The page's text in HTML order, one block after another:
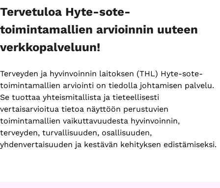
Tervetuloa Hyte-sote-
toimintamallien arvioinnin uuteen
verkkopalveluun!
Terveyden ja hyvinvoinnin laitoksen (THL) Hyte-sote-
toimintamallien arviointi on tiedolla johtamisen palvelu.
Se tuottaa yhteismitallista ja tieteellisesti
vertaisarvioitua tietoa näyttöön perustuvien
toimintamallien vaikuttavuudesta hyvinvoinnin,
terveyden, turvallisuuden, osallisuuden,
yhdenvertaisuuden ja kestävän kehityksen edistämiseksi.